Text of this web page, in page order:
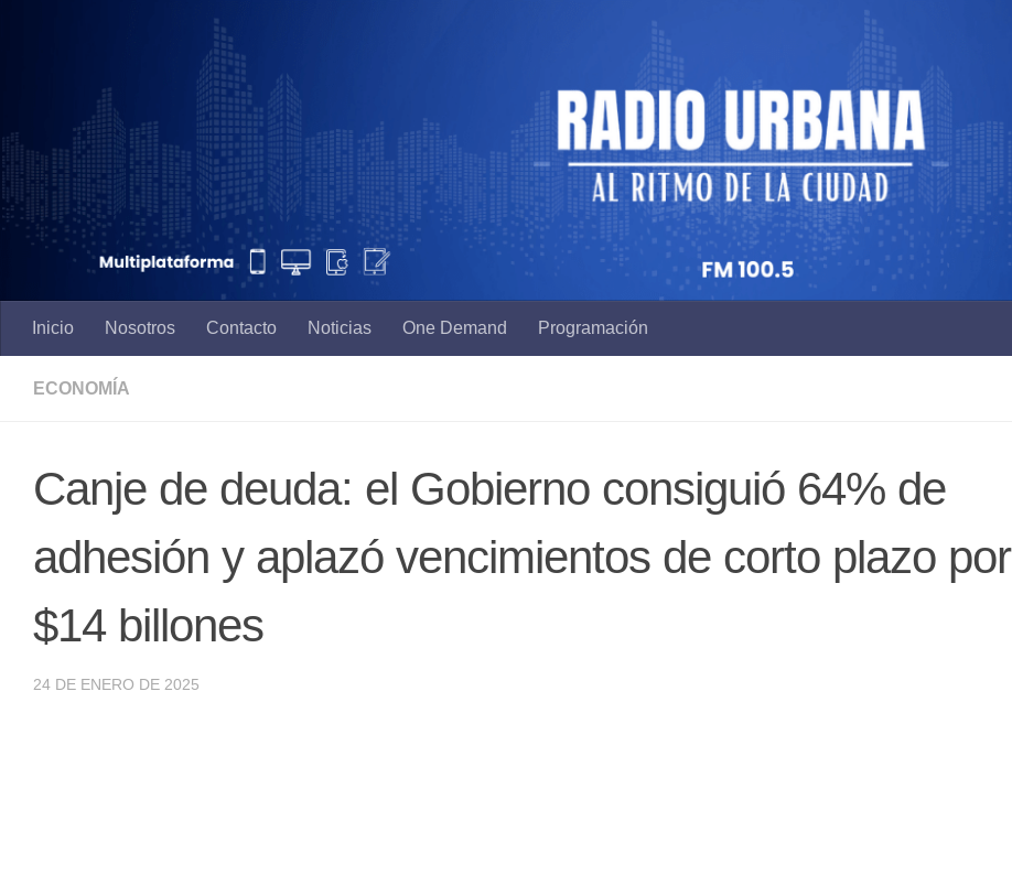
Inicio Nosotros Contacto Noticias One Demand Programación
ECONOMÍA
Canje de deuda: el Gobierno consiguió 64% de
adhesión y aplazó vencimientos de corto plazo por
$14 billones
24 DE ENERO DE 2025